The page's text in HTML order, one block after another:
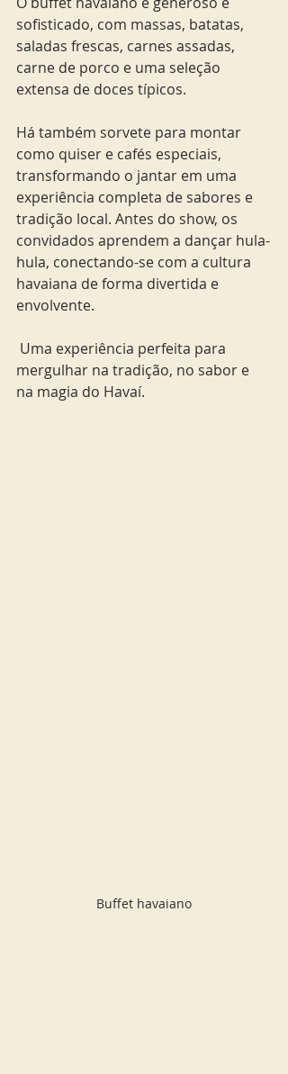
sofisticado, com massas, batatas,
saladas frescas, carnes assadas,
carne de porco e uma seleção
extensa de doces típicos.
Há também sorvete para montar
como quiser e cafés especiais,
transformando o jantar em uma
experiência completa de sabores e
tradição local. Antes do show, os
convidados aprendem a dançar hula-
hula, conectando-se com a cultura
havaiana de forma divertida e
envolvente.
mergulhar na tradição, no sabor e
na magia do Havaí.
Buffet havaiano